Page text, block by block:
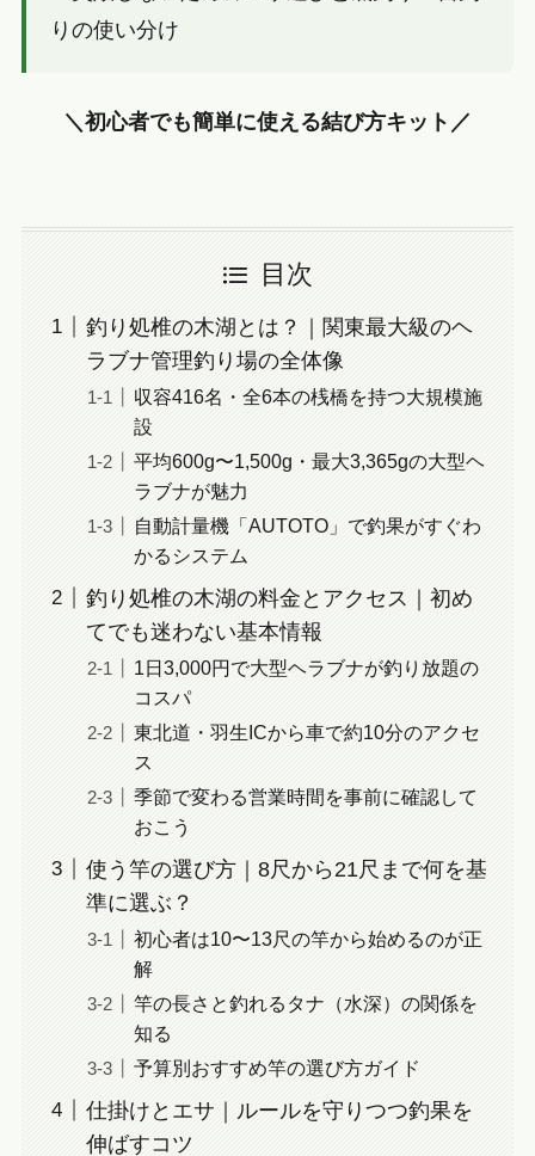
りの使い分け
＼初心者でも簡単に使える結び方キット／
目次
釣り処椎の木湖とは？｜関東最大級のヘ
ラブナ管理釣り場の全体像
収容416名・全6本の桟橋を持つ大規模施
設
平均600g〜1,500g・最大3,365gの大型ヘ
ラブナが魅力
自動計量機「AUTOTO」で釣果がすぐわ
かるシステム
釣り処椎の木湖の料金とアクセス｜初め
てでも迷わない基本情報
1日3,000円で大型ヘラブナが釣り放題の
コスパ
東北道・羽生ICから車で約10分のアクセ
ス
季節で変わる営業時間を事前に確認して
おこう
使う竿の選び方｜8尺から21尺まで何を基
準に選ぶ？
初心者は10〜13尺の竿から始めるのが正
解
竿の長さと釣れるタナ（水深）の関係を
知る
予算別おすすめ竿の選び方ガイド
仕掛けとエサ｜ルールを守りつつ釣果を
伸ばすコツ